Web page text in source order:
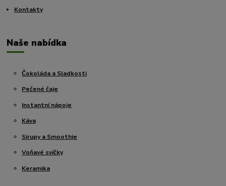
Kontakty
Naše nabídka
Čokoláda a Sladkosti
Pečené čaje
Instantní nápoje
Káva
Sirupy a Smoothie
Voňavé svíčky
Keramika